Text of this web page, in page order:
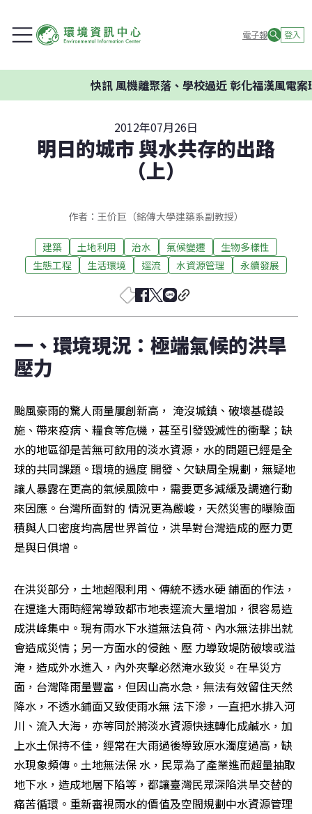
電子報 登入
風機離聚落、學校過近 彰化福漢風電案環委
2012年07月26日
明日的城市 與水共存的出路
（上）
作者：王价巨（銘傳大學建築系副教授）
建築 土地利用 治水 氣候變遷
生物多樣性
生態工程
生活環境 逕流 水資源管理 永續發展
一、環境現況：極端氣候的洪旱
壓力
颱風豪雨的驚人雨量屢創新高， 淹沒城鎮、破壞基礎設
施、帶來疫病、糧食等危機，甚至引發毀滅性的衝擊；缺
水的地區卻是苦無可飲用的淡水資源，水的問題已經是全
球的共同課題。環境的過度 開發、欠缺周全規劃，無疑地
讓人暴露在更高的氣候風險中，需要更多減緩及調適行動
來因應。台灣所面對的 情況更為嚴峻，天然災害的曝險面
積與人口密度均高居世界首位，洪旱對台灣造成的壓力更
是與日俱增。
在洪災部分，土地超限利用、傳統不透水硬 鋪面的作法，
在遭逢大雨時經常導致都市地表逕流大量增加，很容易造
成洪峰集中。現有雨水下水道無法負荷、內水無法排出就
會造成災情；另一方面水的侵蝕、壓 力導致堤防破壞或溢
淹，造成外水進入，內外夾擊必然淹水致災。在旱災方
面，台灣降雨量豐富，但因山高水急，無法有效留住天然
降水，不透水鋪面又致使雨水無 法下滲，一直把水排入河
川、流入大海，亦等同於將淡水資源快速轉化成鹹水，加
上水土保持不佳，經常在大雨過後導致原水濁度過高，缺
水現象頻傳。土地無法保 水，民眾為了產業進而超量抽取
地下水，造成地層下陷等，都讓臺灣民眾深陷洪旱交替的
痛苦循環。重新審視雨水的價值及空間規劃中水資源管理